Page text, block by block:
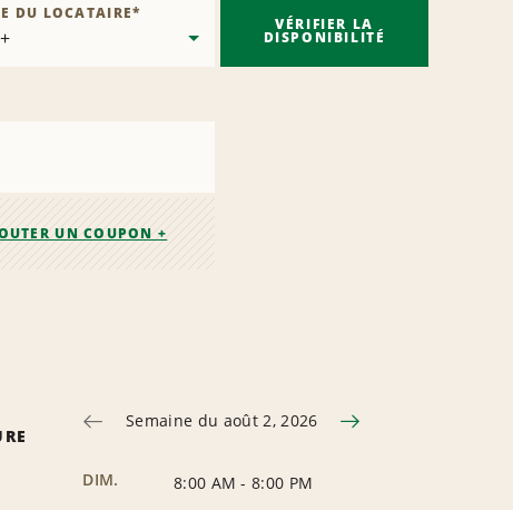
DU LOCATAIRE*
UN COUPON +
VÉRIFIER LA
DISPONIBILITÉ
Semaine du août 2, 2026
DIM. 8:00 AM -8:00 PM